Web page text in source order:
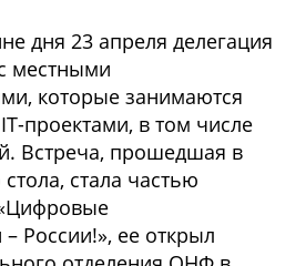
дня 23 апреля делегация
местными
которые занимаются
проектами, в том числе
Встреча, прошедшая в
стала частью
России!», ее открыл